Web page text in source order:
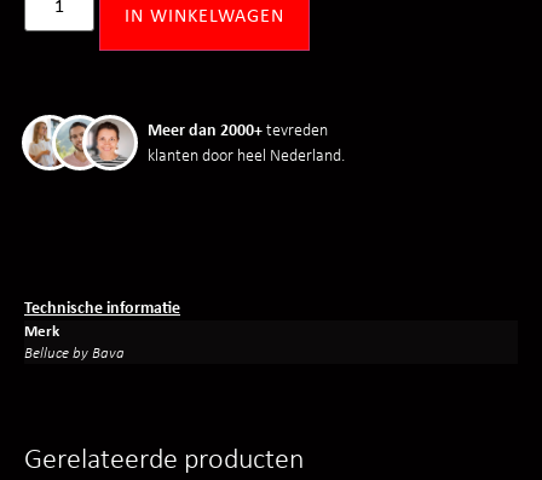
IN WINKELWAGEN
Meer dan 2000+tevreden
klanten door heel Nederland.
Technische informatie
Merk
Belluce by Bava
Gerelateerde producten